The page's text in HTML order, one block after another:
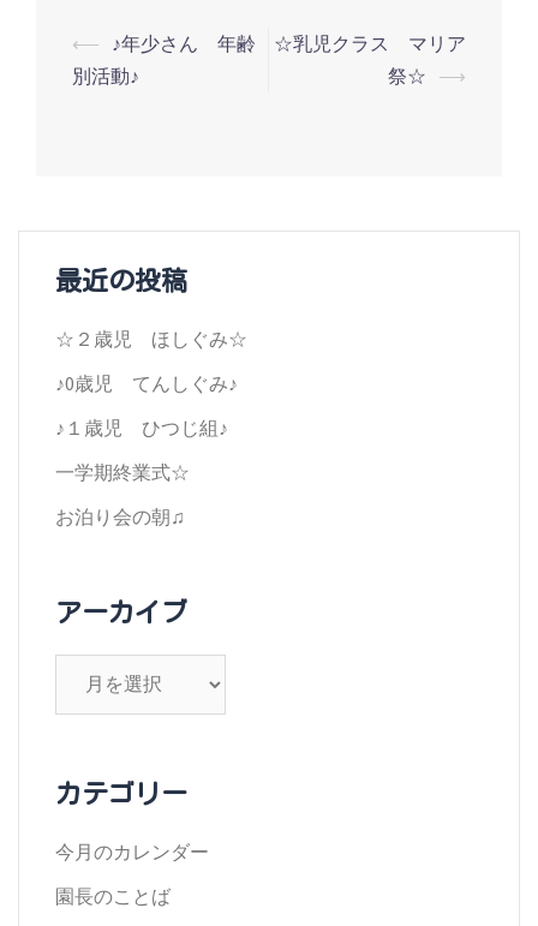
投
稿
ー
ョ
ン
⟵ ♪年少さん 年齢
別活動♪
☆乳児クラス マリア
祭☆ ⟶
最近の投稿
☆２歳児 ほしぐみ☆
♪0歳児 てんしぐみ♪
♪１歳児 ひつじ組♪
一学期終業式☆
お泊り会の朝♫
アーカイブ
ブ
カテゴリー
今月のカレンダー
園長のことば